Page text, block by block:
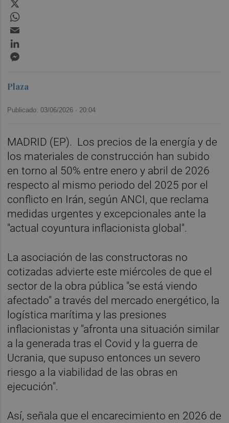
Plaza
Publicado: 03/06/2026 · 20:04
MADRID (EP). Los precios de la energía y de
los materiales de construcción han subido
en torno al 50% entre enero y abril de 2026
respecto al mismo periodo del 2025 por el
conflicto en Irán, según ANCI, que reclama
medidas urgentes y excepcionales ante la
"actual coyuntura inflacionista global".
La asociación de las constructoras no
cotizadas advierte este miércoles de que el
sector de la obra pública "se está viendo
afectado" a través del mercado energético, la
logística marítima y las presiones
inflacionistas y "afronta una situación similar
a la generada tras el Covid y la guerra de
Ucrania, que supuso entonces un severo
riesgo a la viabilidad de las obras en
ejecución".
Así, señala que el encarecimiento en 2026 de